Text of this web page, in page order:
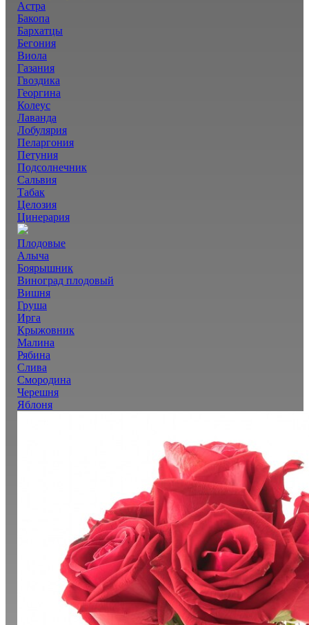
Астра
Бакопа
Бархатцы
Бегония
Виола
Газания
Гвоздика
Георгина
Колеус
Лаванда
Лобулярия
Пеларгония
Петуния
Подсолнечник
Сальвия
Табак
Целозия
Цинерария
Плодовые
Алыча
Боярышник
Виноград плодовый
Вишня
Груша
Ирга
Крыжовник
Малина
Рябина
Слива
Смородина
Черешня
Яблоня